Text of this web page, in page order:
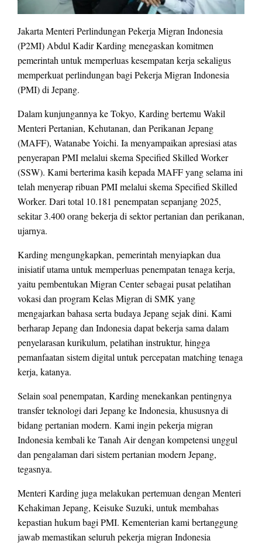
Jakarta Menteri Perlindungan Pekerja Migran Indonesia
(P2MI) Abdul Kadir Karding menegaskan komitmen
pemerintah untuk memperluas kesempatan kerja sekaligus
memperkuat perlindungan bagi Pekerja Migran Indonesia
(PMI) di Jepang.
Dalam kunjungannya ke Tokyo, Karding bertemu Wakil
Menteri Pertanian, Kehutanan, dan Perikanan Jepang
(MAFF), Watanabe Yoichi. Ia menyampaikan apresiasi atas
penyerapan PMI melalui skema Specified Skilled Worker
(SSW). Kami berterima kasih kepada MAFF yang selama ini
telah menyerap ribuan PMI melalui skema Specified Skilled
Worker. Dari total 10.181 penempatan sepanjang 2025,
sekitar 3.400 orang bekerja di sektor pertanian dan perikanan,
ujarnya.
Karding mengungkapkan, pemerintah menyiapkan dua
inisiatif utama untuk memperluas penempatan tenaga kerja,
yaitu pembentukan Migran Center sebagai pusat pelatihan
vokasi dan program Kelas Migran di SMK yang
mengajarkan bahasa serta budaya Jepang sejak dini. Kami
berharap Jepang dan Indonesia dapat bekerja sama dalam
penyelarasan kurikulum, pelatihan instruktur, hingga
pemanfaatan sistem digital untuk percepatan matching tenaga
kerja, katanya.
Selain soal penempatan, Karding menekankan pentingnya
transfer teknologi dari Jepang ke Indonesia, khususnya di
bidang pertanian modern. Kami ingin pekerja migran
Indonesia kembali ke Tanah Air dengan kompetensi unggul
dan pengalaman dari sistem pertanian modern Jepang,
tegasnya.
Menteri Karding juga melakukan pertemuan dengan Menteri
Kehakiman Jepang, Keisuke Suzuki, untuk membahas
kepastian hukum bagi PMI. Kementerian kami bertanggung
jawab memastikan seluruh pekerja migran Indonesia